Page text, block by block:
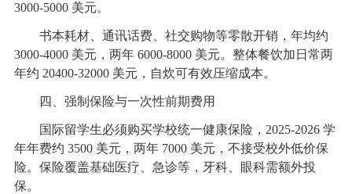
3000-5000 美元。
书本耗材、通讯话费、社交购物等零散开销，年均约
3000-4000 美元，两年 6000-8000 美元。整体餐饮加日常两
年约 20400-32000 美元，自炊可有效压缩成本。
四、强制保险与一次性前期费用
国际留学生必须购买学校统一健康保险，2025-2026 学
年年费约 3500 美元，两年 7000 美元，不接受校外低价保
险。保险覆盖基础医疗、急诊等，牙科、眼科需额外投
保。